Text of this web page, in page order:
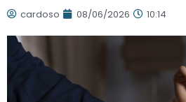
cardoso 08/06/2026 10:14